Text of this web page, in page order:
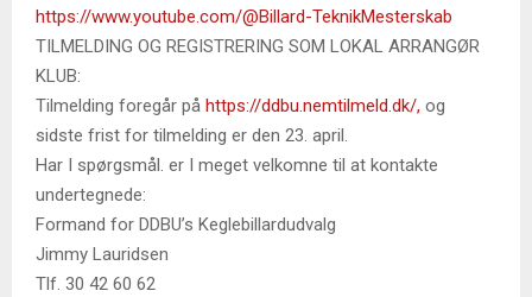
https://www.youtube.com/@Billard-TeknikMesterskab
TILMELDING OG REGISTRERING SOM LOKAL ARRANGØR
KLUB:
Tilmelding foregår på https://ddbu.nemtilmeld.dk/, og
sidste frist for tilmelding er den 23. april.
Har I spørgsmål. er I meget velkomne til at kontakte
undertegnede:
Formand for DDBU’s Keglebillardudvalg
Jimmy Lauridsen
Tlf. 30 42 60 62